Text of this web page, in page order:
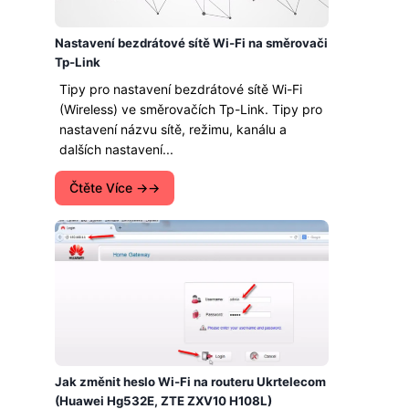
Nastavení bezdrátové sítě Wi-Fi na směrovači
Tp-Link
Tipy pro nastavení bezdrátové sítě Wi-Fi
(Wireless) ve směrovačích Tp-Link. Tipy pro
nastavení názvu sítě, režimu, kanálu a
dalších nastavení...
Čtěte Více →
Jak změnit heslo Wi-Fi na routeru Ukrtelecom
(Huawei Hg532E, ZTE ZXV10 H108L)